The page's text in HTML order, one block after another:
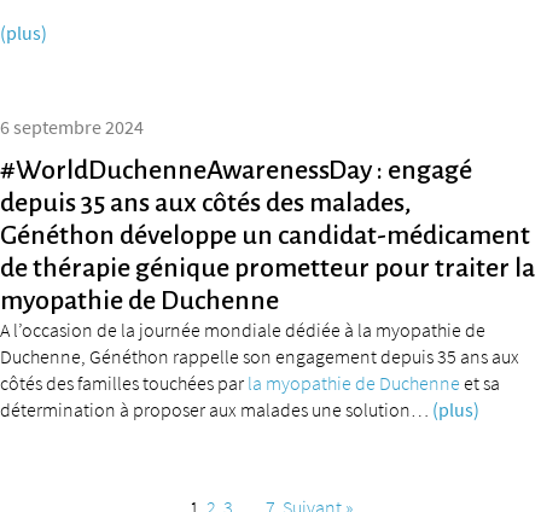
(plus)
6 septembre 2024
#WorldDuchenneAwarenessDay : engagé
depuis 35 ans aux côtés des malades,
Généthon développe un candidat-médicament
de thérapie génique prometteur pour traiter la
myopathie de Duchenne
A l’occasion de la journée mondiale dédiée à la myopathie de
Duchenne, Généthon rappelle son engagement depuis 35 ans aux
côtés des familles touchées par la myopathie de Duchenne et sa
détermination à proposer aux malades une solution…
(plus)
1 2 3 7 Suivant »